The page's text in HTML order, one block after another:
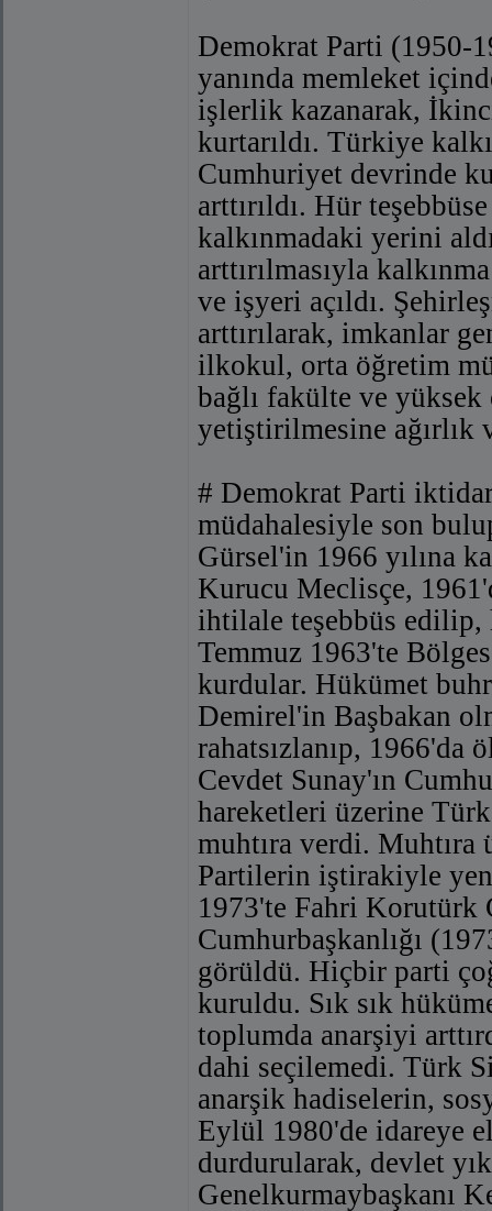
Demokrat Parti (1950-
yanında memleket
işlerlik kazanarak,
kurtarıldı. Türkiye
Cumhuriyet devrinde
arttırıldı. Hür
kalkınmadaki yerini
arttırılmasıyla
ve işyeri açıldı.
arttırılarak, imkanlar
ilkokul, orta öğretim
bağlı fakülte ve yüksek
yetiştirilmesine ağırlık
# Demokrat Parti
müdahalesiyle son
Gürsel'in 1966 yılına
Kurucu Meclisçe,
ihtilale teşebbüs
Temmuz 1963'te
kurdular. Hükümet
Demirel'in Başbakan
rahatsızlanıp, 1966'da
Cevdet Sunay'ın
hareketleri üzerine
muhtıra verdi.
Partilerin iştirakiyle
1973'te Fahri Korutürk
Cumhurbaşkanlığı
görüldü. Hiçbir parti
kuruldu. Sık sık
toplumda anarşiyi
dahi seçilemedi. Türk
anarşik hadiselerin,
Eylül 1980'de idareye
durdurularak, devlet
Genelkurmaybaşkanı